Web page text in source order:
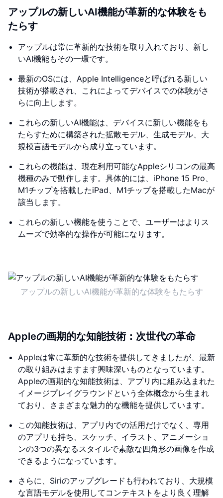
アップルの新しいAI機能が革新的な体験をも
たらす
アップルは常に革新的な技術を取り入れており、新し
いAI機能もその一環です。
最新のOSには、Apple Intelligenceと呼ばれる新しい
技術が搭載され、これによってデバイスでの体験がさ
らに向上します。
これらの新しいAI機能は、デバイスに新しい機能をも
たらすために構築された拡散モデル、生成モデル、大
規模言語モデルから成り立っています。
これらの機能は、現在利用可能なAppleシリコンの最高
機種のみで動作します。具体的には、iPhone 15 Pro、
M1チップを搭載したiPad、M1チップを搭載したMacが
該当します。
これらの新しい機能を使うことで、ユーザーはよりス
ムーズで効率的な操作が可能になります。
アップルの新しいAI機能が革新的な体験をもたらす
Appleの画期的な知能技術：次世代の革命
Appleは常に革新的な技術を提供してきましたが、最新
の取り組みはますます興味深いものとなっています。
Appleの画期的な知能技術は、アプリ内に組み込まれた
イメージプレイグラウンドという全体概念から生まれ
ており、さまざまな魅力的な機能を提供しています。
この知能技術は、アプリ内での活用だけでなく、専用
のアプリも持ち、スケッチ、イラスト、アニメーショ
ンの3つの異なるスタイルで素敵な四角形の画像を作成
できるようになっています。
さらに、Siriのアップグレードも行われており、大規模
な言語モデルを使用してコンテキストをより良く理解